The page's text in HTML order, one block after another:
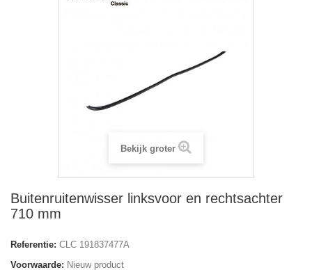
Bekijk groter
Buitenruitenwisser linksvoor en rechtsachter
710 mm
Referentie: CLC 191837477A
Voorwaarde: Nieuw product